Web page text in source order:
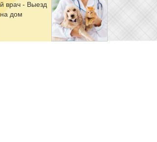
й врач - Вы­езд
на дом